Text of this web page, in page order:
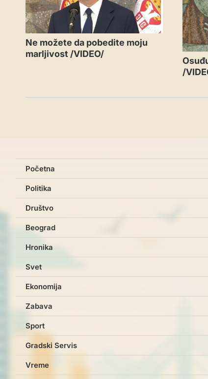
Ne možete da pobedite moju
marljivost /VIDEO/
/
Početna
Politika
Društvo
Beograd
Hronika
Svet
Ekonomija
Zabava
Sport
Gradski Servis
Vreme